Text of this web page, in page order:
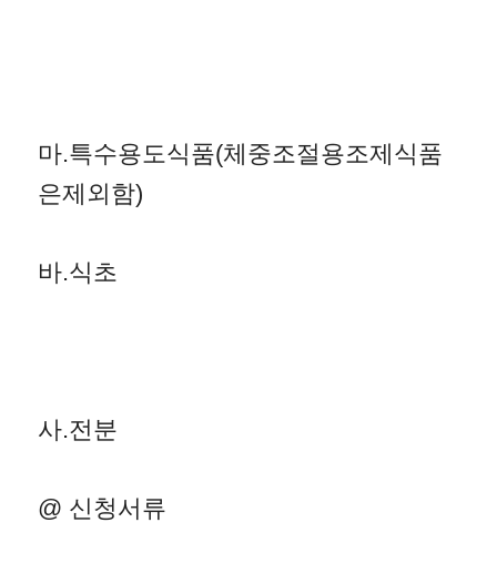
마.특수용도식품(체중조절용조제식품
은제외함)
바.식초
사.전분
@ 신청서류